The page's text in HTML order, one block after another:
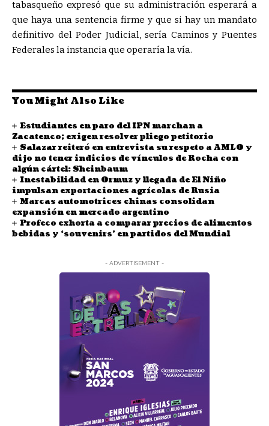
tabasqueño expresó que su administración esperará a
que haya una sentencia firme y que si hay un mandato
definitivo del Poder Judicial, sería Caminos y Puentes
Federales la instancia que operaría la vía.
You Might Also Like
Estudiantes en paro del IPN marchan a
Zacatenco; exigen resolver pliego petitorio
Salazar reiteró en entrevista su respeto a AMLO y
dijo no tener indicios de vínculos de Rocha con
algún cártel: Sheinbaum
Inestabilidad en Ormuz y llegada de El Niño
impulsan exportaciones agrícolas de Rusia
Marcas automotrices chinas consolidan
expansión en mercado argentino
Profeco exhorta a comparar precios de alimentos
bebidas y ‘souvenirs’ en partidos del Mundial
- ADVERTISEMENT -